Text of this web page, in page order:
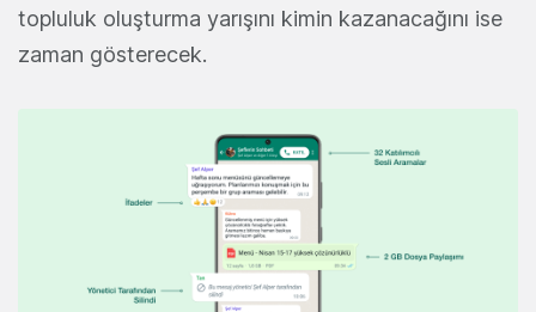
topluluk oluşturma yarışını kimin kazanacağını ise
zaman gösterecek.